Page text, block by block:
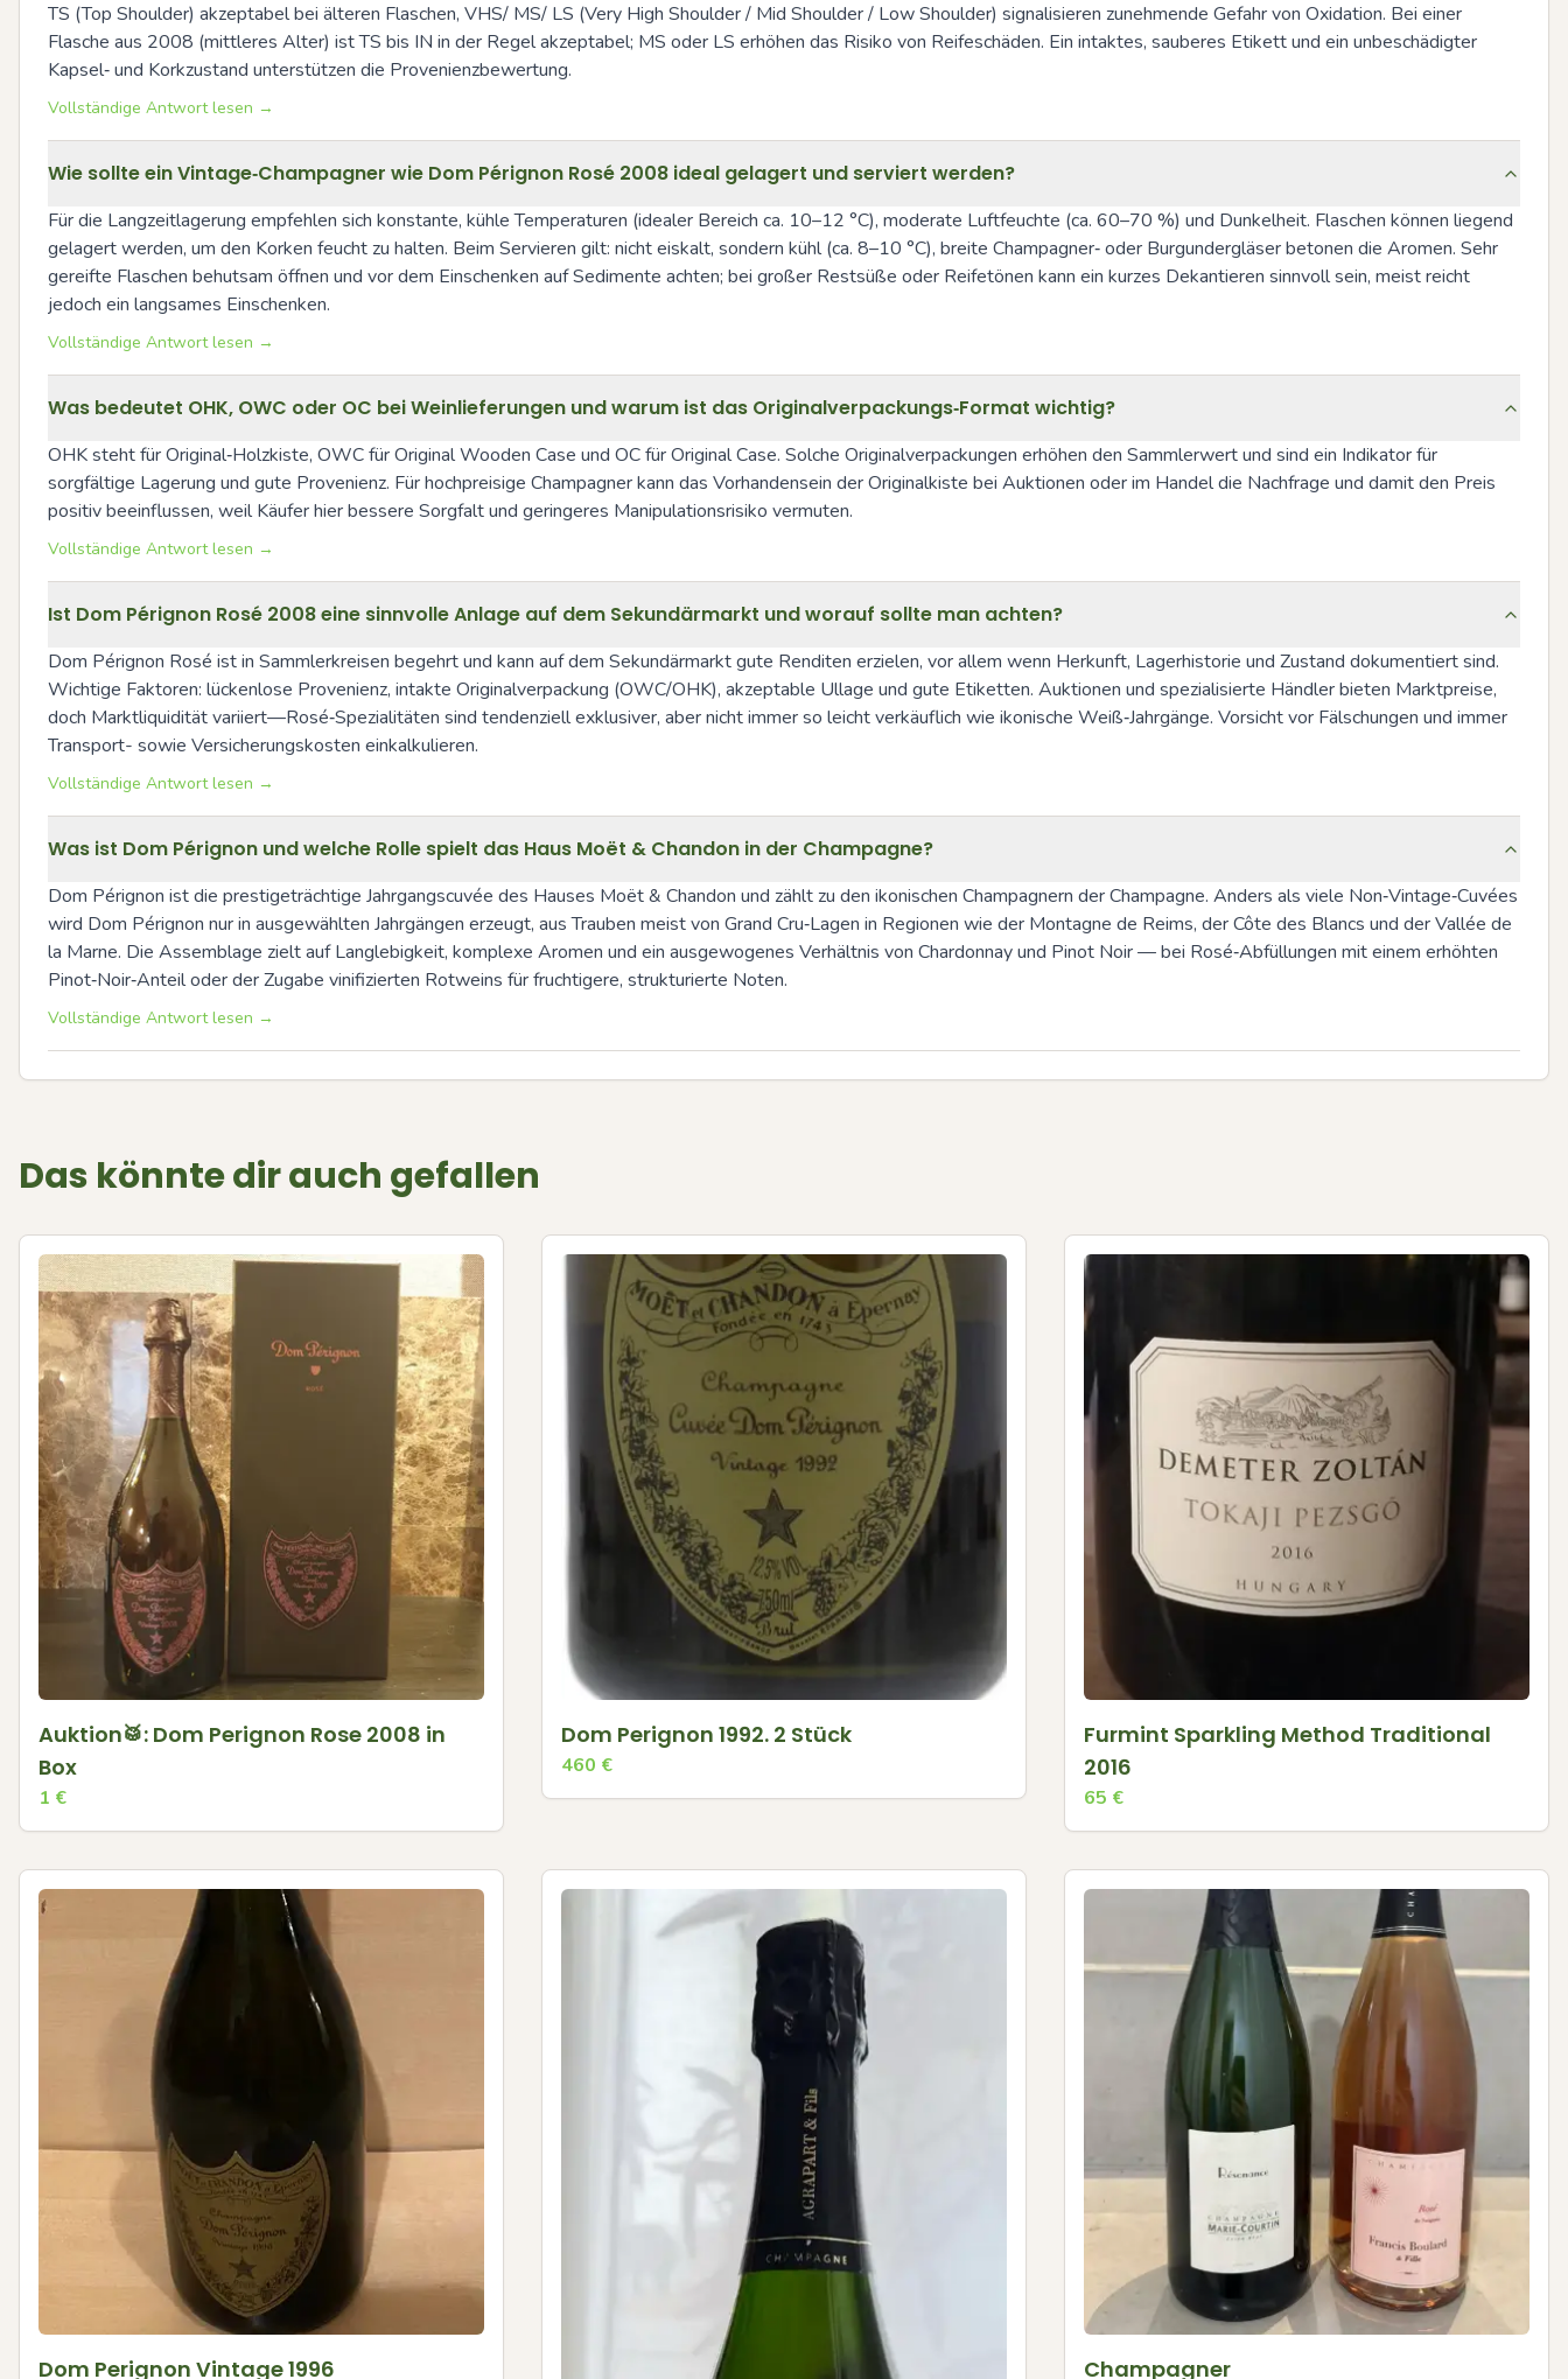
TS (Top Shoulder) akzeptabel bei älteren Flaschen, VHS/ MS/ LS (Very High Shoulder / Mid Shoulder / Low Shoulder) signalisieren zunehmende Gefahr von Oxidation. Bei einer
Flasche aus 2008 (mittleres Alter) ist TS bis IN in der Regel akzeptabel; MS oder LS erhöhen das Risiko von Reifeschäden. Ein intaktes, sauberes Etikett und ein unbeschädigter
Kapsel‑ und Korkzustand unterstützen die Provenienzbewertung.
Vollständige Antwort lesen →
Wie sollte ein Vintage‑Champagner wie Dom Pérignon Rosé 2008 ideal gelagert und serviert werden?
Für die Langzeitlagerung empfehlen sich konstante, kühle Temperaturen (idealer Bereich ca. 10–12 °C), moderate Luftfeuchte (ca. 60–70 %) und Dunkelheit. Flaschen können liegend
gelagert werden, um den Korken feucht zu halten. Beim Servieren gilt: nicht eiskalt, sondern kühl (ca. 8–10 °C), breite Champagner‑ oder Burgundergläser betonen die Aromen. Sehr
gereifte Flaschen behutsam öffnen und vor dem Einschenken auf Sedimente achten; bei großer Restsüße oder Reifetönen kann ein kurzes Dekantieren sinnvoll sein, meist reicht
jedoch ein langsames Einschenken.
Vollständige Antwort lesen →
Was bedeutet OHK, OWC oder OC bei Weinlieferungen und warum ist das Originalverpackungs‑Format wichtig?
OHK steht für Original‑Holzkiste, OWC für Original Wooden Case und OC für Original Case. Solche Originalverpackungen erhöhen den Sammlerwert und sind ein Indikator für
sorgfältige Lagerung und gute Provenienz. Für hochpreisige Champagner kann das Vorhandensein der Originalkiste bei Auktionen oder im Handel die Nachfrage und damit den Preis
positiv beeinflussen, weil Käufer hier bessere Sorgfalt und geringeres Manipulationsrisiko vermuten.
Vollständige Antwort lesen →
Ist Dom Pérignon Rosé 2008 eine sinnvolle Anlage auf dem Sekundärmarkt und worauf sollte man achten?
Dom Pérignon Rosé ist in Sammlerkreisen begehrt und kann auf dem Sekundärmarkt gute Renditen erzielen, vor allem wenn Herkunft, Lagerhistorie und Zustand dokumentiert sind.
Wichtige Faktoren: lückenlose Provenienz, intakte Originalverpackung (OWC/OHK), akzeptable Ullage und gute Etiketten. Auktionen und spezialisierte Händler bieten Marktpreise,
doch Marktliquidität variiert—Rosé‑Spezialitäten sind tendenziell exklusiver, aber nicht immer so leicht verkäuflich wie ikonische Weiß‑Jahrgänge. Vorsicht vor Fälschungen und immer
Transport- sowie Versicherungskosten einkalkulieren.
Vollständige Antwort lesen →
Was ist Dom Pérignon und welche Rolle spielt das Haus Moët & Chandon in der Champagne?
Dom Pérignon ist die prestigeträchtige Jahrgangscuvée des Hauses Moët & Chandon und zählt zu den ikonischen Champagnern der Champagne. Anders als viele Non‑Vintage‑Cuvées
wird Dom Pérignon nur in ausgewählten Jahrgängen erzeugt, aus Trauben meist von Grand Cru‑Lagen in Regionen wie der Montagne de Reims, der Côte des Blancs und der Vallée de
la Marne. Die Assemblage zielt auf Langlebigkeit, komplexe Aromen und ein ausgewogenes Verhältnis von Chardonnay und Pinot Noir — bei Rosé‑Abfüllungen mit einem erhöhten
Pinot‑Noir‑Anteil oder der Zugabe vinifizierten Rotweins für fruchtigere, strukturierte Noten.
Vollständige Antwort lesen →
Das könnte dir auch gefallen
Auktion🥁: Dom Perignon Rose 2008 in
Box
1 €
Dom Perignon 1992. 2 Stück
460 €
Furmint Sparkling Method Traditional
2016
65 €
Dom Perignon Vintage 1996 Champagner